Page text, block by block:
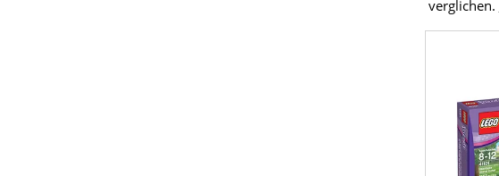
verglichen.